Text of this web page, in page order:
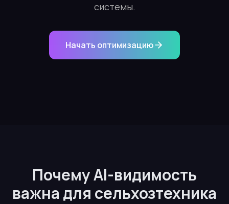
системы.
Начать оптимизацию
Почему AI-видимость
важна для сельхозтехника